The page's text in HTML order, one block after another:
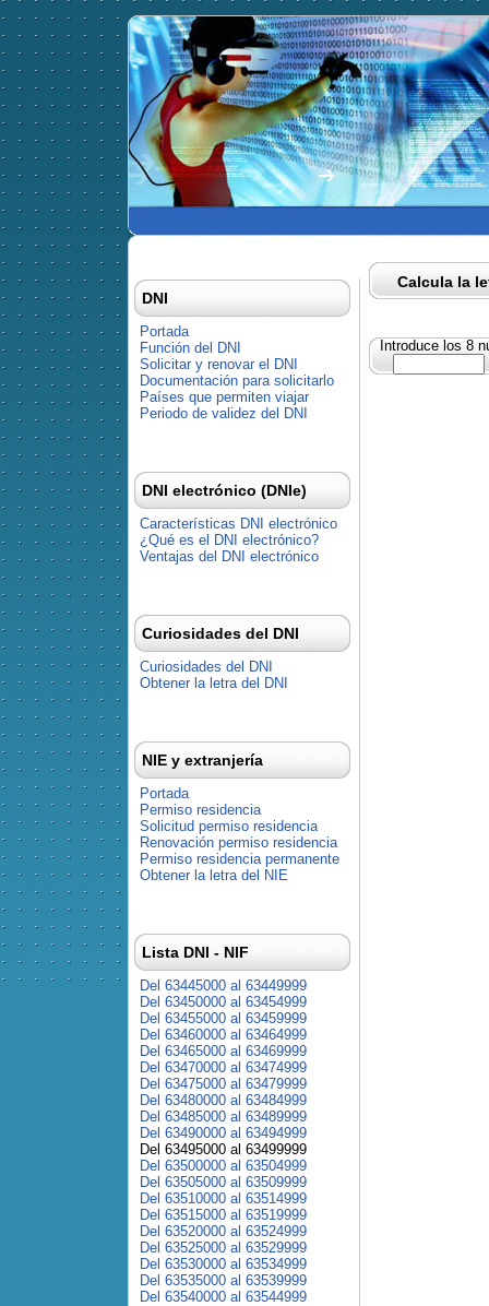
Calcula la
Introduce los 8
DNI
Portada
Función del DNI
Solicitar y renovar el DNI
Documentación para solicitarlo
Países que permiten viajar
Periodo de validez del DNI
DNI electrónico (DNIe)
Características DNI electrónico
¿Qué es el DNI electrónico?
Ventajas del DNI electrónico
Curiosidades del DNI
Curiosidades del DNI
Obtener la letra del DNI
NIE y extranjería
Portada
Permiso residencia
Solicitud permiso residencia
Renovación permiso residencia
Permiso residencia permanente
Obtener la letra del NIE
Lista DNI - NIF
Del 63445000 al 63449999
Del 63450000 al 63454999
Del 63455000 al 63459999
Del 63460000 al 63464999
Del 63465000 al 63469999
Del 63470000 al 63474999
Del 63475000 al 63479999
Del 63480000 al 63484999
Del 63485000 al 63489999
Del 63490000 al 63494999
Del 63495000 al 63499999
Del 63500000 al 63504999
Del 63505000 al 63509999
Del 63510000 al 63514999
Del 63515000 al 63519999
Del 63520000 al 63524999
Del 63525000 al 63529999
Del 63530000 al 63534999
Del 63535000 al 63539999
Del 63540000 al 63544999